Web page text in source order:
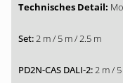
2 m / 5 m / 2.5 m
2 m /